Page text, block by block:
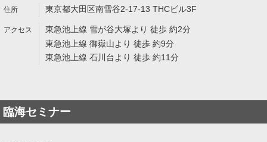
東京都大田区南雪谷2-17-13 THCビル3F
東急池上線 雪が谷大塚より 徒歩 約2分
東急池上線 御嶽山より 徒歩 約9分
東急池上線 石川台より 徒歩 約11分
臨海セミナー